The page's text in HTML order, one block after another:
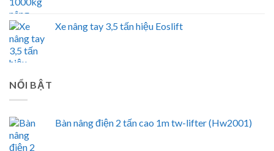
Xe nâng tay 3,5 tấn hiệu Eoslift
NỔI BẬT
Bàn nâng điện 2 tấn cao 1m tw-lifter (Hw2001)